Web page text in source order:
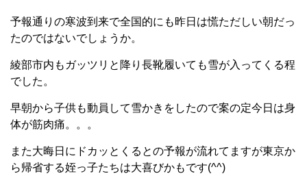
予報通りの寒波到来で全国的にも昨日は慌ただしい朝だっ
たのではないでしょうか。
綾部市内もガッツリと降り長靴履いても雪が入ってくる程
でした。
早朝から子供も動員して雪かきをしたので案の定今日は身
体が筋肉痛。。。
また大晦日にドカッとくるとの予報が流れてますが東京か
ら帰省する姪っ子たちは大喜びかもです(^^)